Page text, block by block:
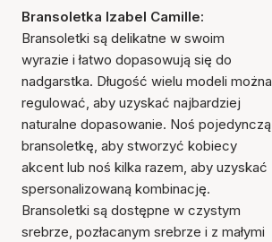
Bransoletka Izabel Camille:
Bransoletki są delikatne w swoim
wyrazie i łatwo dopasowują się do
nadgarstka. Długość wielu modeli można
regulować, aby uzyskać najbardziej
naturalne dopasowanie. Noś pojedynczą
bransoletkę, aby stworzyć kobiecy
akcent lub noś kilka razem, aby uzyskać
spersonalizowaną kombinację.
Bransoletki są dostępne w czystym
srebrze, pozłacanym srebrze i z małymi